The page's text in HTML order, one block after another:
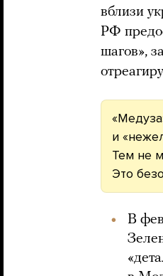
вблизи
РФ
шагов»,
и
Тем не
Это
В